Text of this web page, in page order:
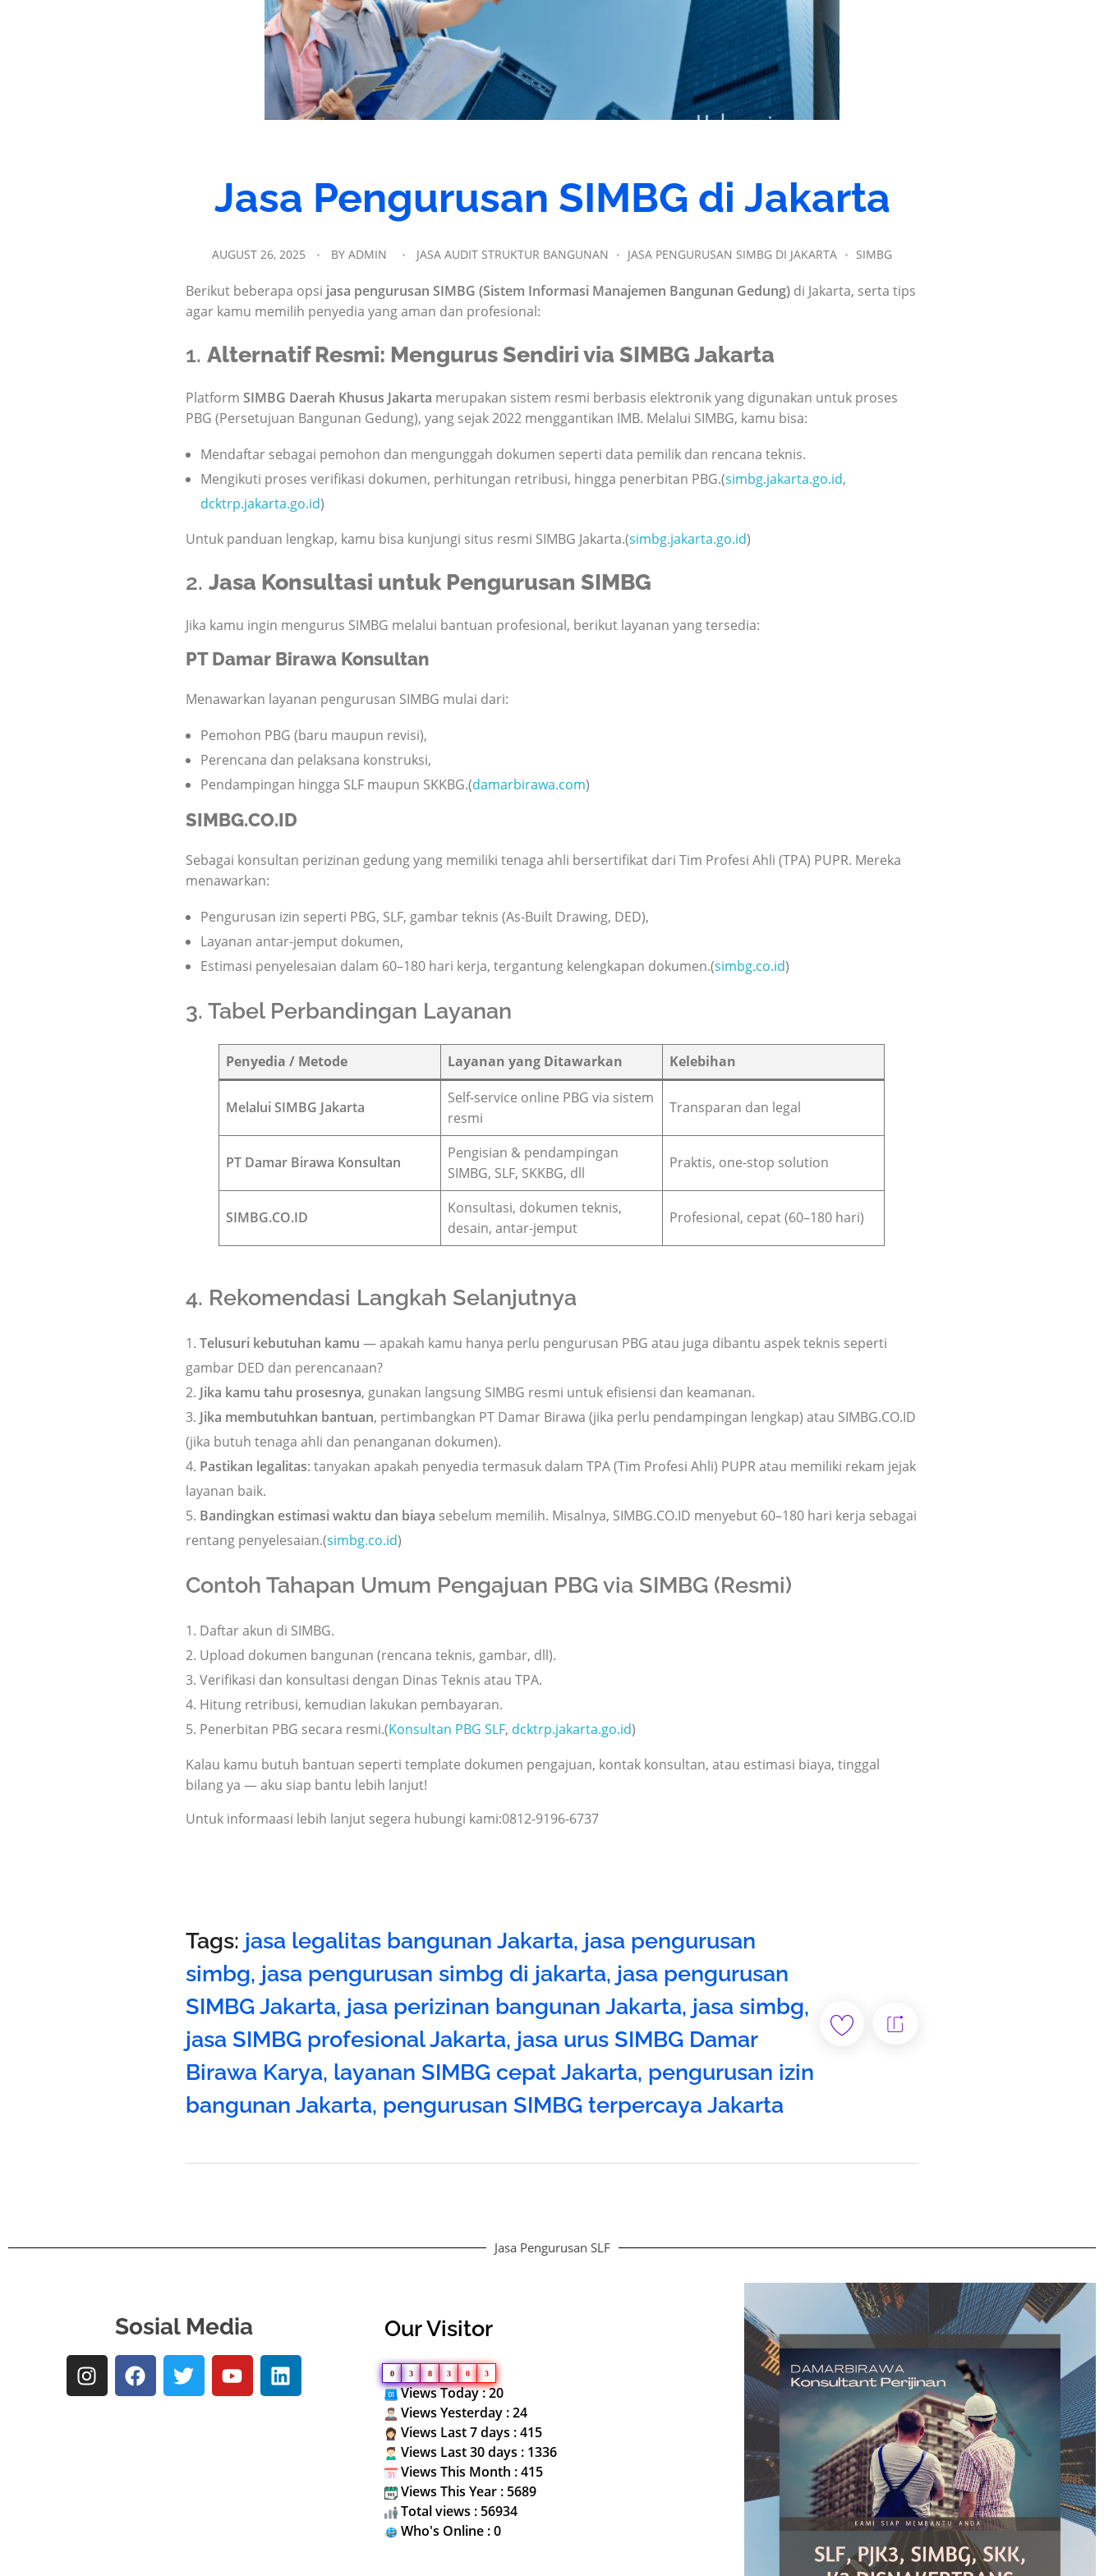
Jasa Pengurusan SIMBG di Jakarta
AUGUST 26, 2025 BY ADMIN JASA AUDIT STRUKTUR BANGUNAN JASA PENGURUSAN SIMBG DI JAKARTA SIMBG
Berikut beberapa opsi jasa pengurusan SIMBG (Sistem Informasi Manajemen Bangunan Gedung) di Jakarta, serta tips
agar kamu memilih penyedia yang aman dan profesional:
1.Alternatif Resmi: Mengurus Sendiri via SIMBG Jakarta
PlatformSIMBG Daerah Khusus Jakarta merupakan sistem resmi berbasis elektronik yang digunakan untuk proses
PBG (Persetujuan Bangunan Gedung), yang sejak 2022 menggantikan IMB. Melalui SIMBG, kamu bisa:
Mendaftar sebagai pemohon dan mengunggah dokumen seperti data pemilik dan rencana teknis.
Mengikuti proses verifikasi dokumen, perhitungan retribusi, hingga penerbitan PBG.(simbg.jakarta.go.id,
dcktrp.jakarta.go.id)
Untuk panduan lengkap, kamu bisa kunjungi situs resmi SIMBG Jakarta.(simbg.jakarta.go.id)
2.Jasa Konsultasi untuk Pengurusan SIMBG
Jika kamu ingin mengurus SIMBG melalui bantuan profesional, berikut layanan yang tersedia:
PT Damar Birawa Konsultan
Menawarkan layanan pengurusan SIMBG mulai dari:
Pemohon PBG (baru maupun revisi),
Perencana dan pelaksana konstruksi,
Pendampingan hingga SLF maupun SKKBG.(damarbirawa.com)
SIMBG.CO.ID
Sebagai konsultan perizinan gedung yang memiliki tenaga ahli bersertifikat dari Tim Profesi Ahli (TPA) PUPR. Mereka
menawarkan:
Pengurusan izin seperti PBG, SLF, gambar teknis (As-Built Drawing, DED),
Layanan antar-jemput dokumen,
Estimasi penyelesaian dalam 60–180 hari kerja, tergantung kelengkapan dokumen.(simbg.co.id)
3. Tabel Perbandingan Layanan
Penyedia / Metode Layanan yang Ditawarkan Kelebihan
Melalui SIMBG Jakarta
Self-service online PBG via sistem
resmi
Transparan dan legal
PT Damar Birawa Konsultan
Pengisian & pendampingan
SIMBG, SLF, SKKBG, dll
Praktis, one-stop solution
SIMBG.CO.ID
Konsultasi, dokumen teknis,
desain, antar-jemput
Profesional, cepat (60–180 hari)
4. Rekomendasi Langkah Selanjutnya
Telusuri kebutuhan kamu — apakah kamu hanya perlu pengurusan PBG atau juga dibantu aspek teknis seperti
gambar DED dan perencanaan?
Jika kamu tahu prosesnya, gunakan langsung SIMBG resmi untuk efisiensi dan keamanan.
Jika membutuhkan bantuan, pertimbangkan PT Damar Birawa (jika perlu pendampingan lengkap) atau SIMBG.CO.ID
(jika butuh tenaga ahli dan penanganan dokumen).
Pastikan legalitas: tanyakan apakah penyedia termasuk dalam TPA (Tim Profesi Ahli) PUPR atau memiliki rekam jejak
layanan baik.
Bandingkan estimasi waktu dan biaya sebelum memilih. Misalnya, SIMBG.CO.ID menyebut 60–180 hari kerja sebagai
rentang penyelesaian.(simbg.co.id)
Contoh Tahapan Umum Pengajuan PBG via SIMBG (Resmi)
Daftar akun di SIMBG.
Upload dokumen bangunan (rencana teknis, gambar, dll).
Verifikasi dan konsultasi dengan Dinas Teknis atau TPA.
Hitung retribusi, kemudian lakukan pembayaran.
Penerbitan PBG secara resmi.(Konsultan PBG SLF, dcktrp.jakarta.go.id)
Kalau kamu butuh bantuan seperti template dokumen pengajuan, kontak konsultan, atau estimasi biaya, tinggal
bilang ya — aku siap bantu lebih lanjut!
Untuk informaasi lebih lanjut segera hubungi kami:0812-9196-6737
Tags: jasa legalitas bangunan Jakarta, jasa pengurusan
simbg, jasa pengurusan simbg di jakarta, jasa pengurusan
SIMBG Jakarta, jasa perizinan bangunan Jakarta, jasa simbg,
jasa SIMBG profesional Jakarta, jasa urus SIMBG Damar
Birawa Karya, layanan SIMBG cepat Jakarta, pengurusan izin
bangunan Jakarta, pengurusan SIMBG terpercaya Jakarta
Jasa Pengurusan SLF
Sosial Media Our Visitor
0 3 8 3 0 3
Views Today : 20
Views Yesterday : 24
Views Last 7 days : 415
Views Last 30 days : 1336
Views This Month : 415
Views This Year : 5689
Total views : 56934
Who's Online : 0